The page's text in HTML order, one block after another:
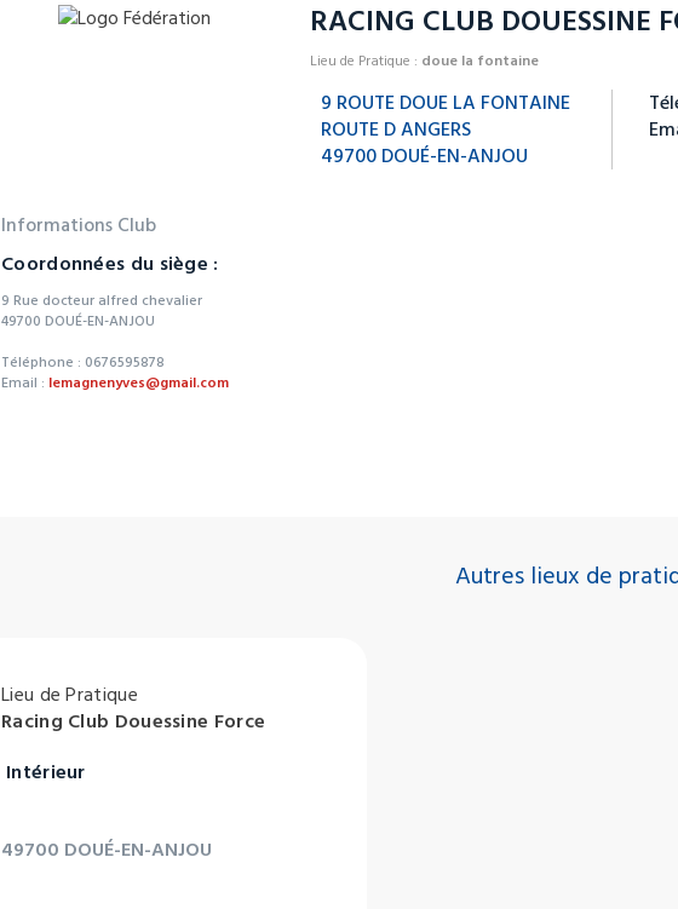
RACING CLUB DOUESSINE
Lieu de Pratique : doue la fontaine
9 ROUTE DOUE LA FONTAINE
ROUTE D ANGERS
49700 DOUÉ-EN-ANJOU
Informations Club
Coordonnées du siège :
9 Rue docteur alfred chevalier
49700 DOUÉ-EN-ANJOU
Téléphone : 0676595878
Email : lemagnenyves@gmail.com
Autres lieux de
Lieu de Pratique
Racing Club Douessine Force
Intérieur
49700 DOUÉ-EN-ANJOU